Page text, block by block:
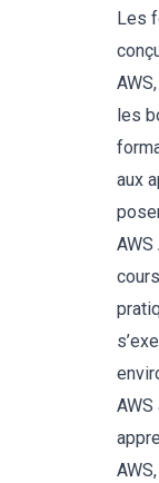
Les
les
aux